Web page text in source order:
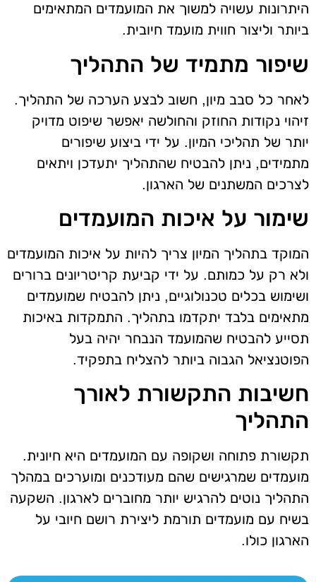
היתרונות עשויה למשוך את המועמדים המתאימים
ביותר וליצור חווית מועמד חיובית.
שיפור מתמיד של התהליך
לאחר כל סבב מיון, חשוב לבצע הערכה של התהליך.
זיהוי נקודות החוזק והחולשה יאפשר שיפוט מדויק
יותר של תהליכי המיון. על ידי ביצוע שיפורים
מתמידים, ניתן להבטיח שהתהליך יתעדכן ויתאים
לצרכים המשתנים של הארגון.
שימור על איכות המועמדים
המוקד בתהליך המיון צריך להיות על איכות המועמדים
ולא רק על כמותם. על ידי קביעת קריטריונים ברורים
ושימוש בכלים טכנולוגיים, ניתן להבטיח שמועמדים
מתאימים בלבד יתקדמו בתהליך. התמקדות באיכות
תסייע להבטיח שהמועמד הנבחר יהיה בעל
הפוטנציאל הגבוה ביותר להצליח בתפקיד.
חשיבות התקשורת לאורך
התהליך
תקשורת פתוחה ושקופה עם המועמדים היא חיונית.
מועמדים שמרגישים שהם מעודכנים ומוערכים במהלך
התהליך נוטים להרגיש יותר מחוברים לארגון. השקעה
בשיח עם מועמדים תורמת ליצירת רושם חיובי על
הארגון כולו.